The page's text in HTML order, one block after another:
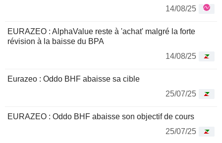
14/08/25
EURAZEO : AlphaValue reste à 'achat' malgré la forte
révision à la baisse du BPA
14/08/25
Eurazeo : Oddo BHF abaisse sa cible
25/07/25
EURAZEO : Oddo BHF abaisse son objectif de cours
25/07/25